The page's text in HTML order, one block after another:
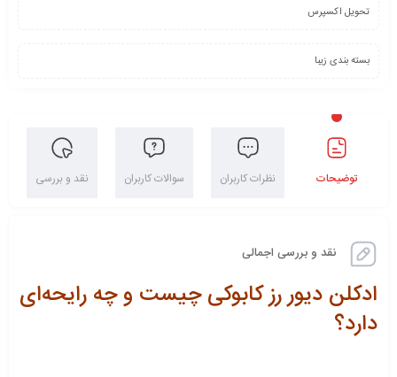
تحویل اکسپرس
بسته بندی زیبا
توضیحات نظرات کاربران سوالات کاربران نقد و بررسی
نقد و بررسی اجمالی
ادکلن دیور رز کابوکی چیست و چه رایحه‌ای
دارد؟